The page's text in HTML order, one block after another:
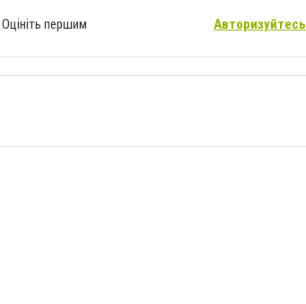
Оцініть першим Авторизуйтесь